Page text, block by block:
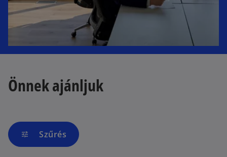
Önnek ajánljuk
tune Szűrés